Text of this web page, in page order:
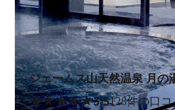
ジェームス山天然温泉 月の
★★★★★3.5128件の口コ